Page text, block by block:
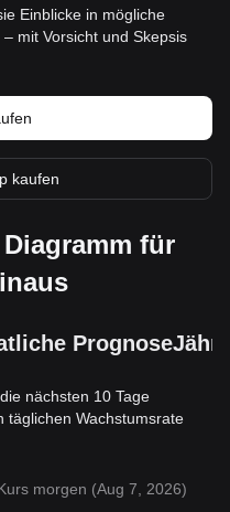
Einblicke in mögliche
mit Vorsicht und Skepsis
kaufen
für
Prognose
nächsten 10 Tage
täglichen Wachstumsrate
morgen (Aug 7, 2026)